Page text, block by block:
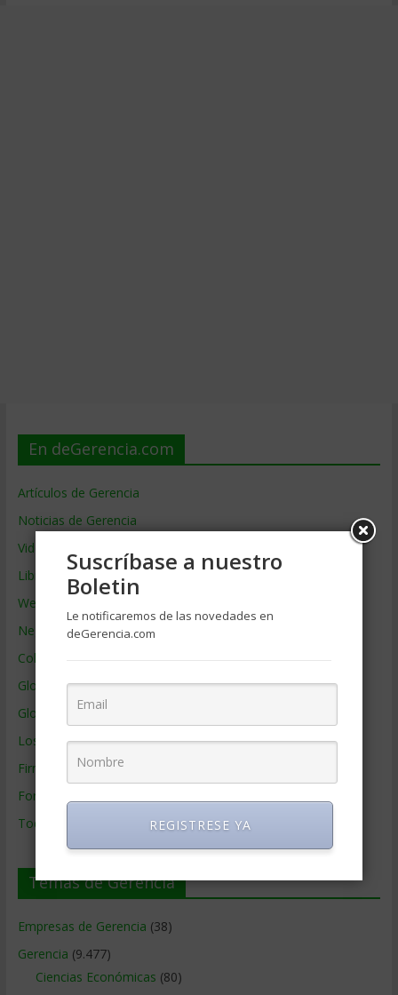
En deGerencia.com
Artículos de Gerencia
Noticias de Gerencia
Videos de Gerencia
Libros de Gerencia
Webs de Gerencia
Negocios por País
Colaboradores de Gerencia
Glosario
Glosario Inglés – Español
Los mejores MBA
Firmas de Gerencia
Formación de Gerencia
Todos los Temas
Temas de Gerencia
Empresas de Gerencia (38)
Gerencia (9.477)
Ciencias Económicas (80)
Suscríbase a nuestro
Boletin
Le notificaremos de las novedades en
deGerencia.com
REGISTRESE YA